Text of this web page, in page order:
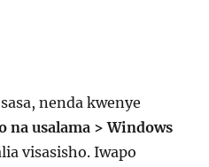
nenda kwenye
usalama > Windows
visasisho. Iwapo